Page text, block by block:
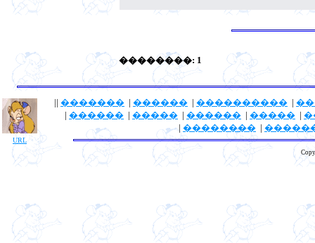
��������: 1
URL
|| ������� | ������ | ���������� |
| ������ | ����� | ������ | ����� |
| �������� |